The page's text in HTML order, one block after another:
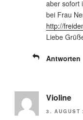
aber sofort
bei Frau
http://
Liebe
Antworten
Violine
3. AUGUST